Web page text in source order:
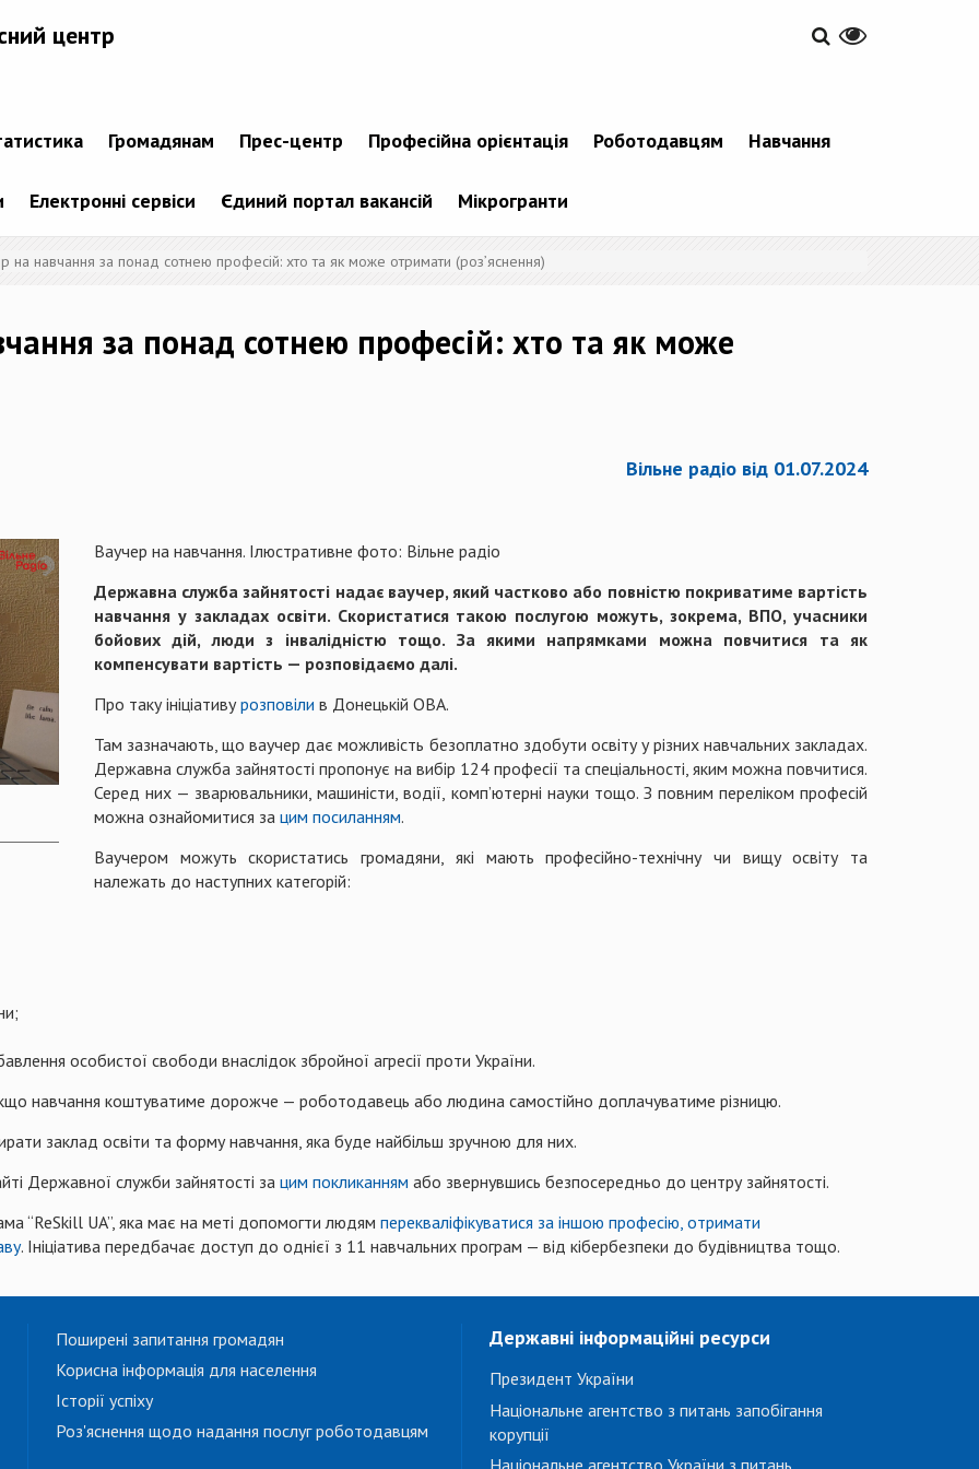
центр
Громадянам Прес-центр Професійна орієнтація Роботодавцям Навчання
Електронні сервіси Єдиний портал вакансій Мікрогранти
на навчання за понад сотнею професій: хто та як може отримати (роз’яснення)
за понад сотнею професій: хто та як може
Вільне радіо від 01.07.2024
Ваучер на навчання. Ілюстративне фото: Вільне радіо
Державна служба зайнятості надає ваучер, який частково або повністю покриватиме вартість
навчання у закладах освіти. Скористатися такою послугою можуть, зокрема, ВПО, учасники
бойових дій, люди з інвалідністю тощо. За якими напрямками можна повчитися та як
компенсувати вартість — розповідаємо далі.
Про таку ініціативурозповіли в Донецькій ОВА.
Там зазначають, що ваучер дає можливість безоплатно здобути освіту у різних навчальних закладах.
Державна служба зайнятості пропонує на вибір 124 професії та спеціальності, яким можна повчитися.
Серед них — зварювальники, машиністи, водії, комп’ютерні науки тощо. З повним переліком професій
можна ознайомитися за цим посиланням.
Ваучером можуть скористатись громадяни, які мають професійно-технічну чи вищу освіту та
належать до наступних категорій:
особистої свободи внаслідок збройної агресії проти України.
навчання коштуватиме дорожче — роботодавець або людина самостійно доплачуватиме різницю.
заклад освіти та форму навчання, яка буде найбільш зручною для них.
Державної служби зайнятості за цим покликанням або звернувшись безпосередньо до центру зайнятості.
“ReSkill UA”, яка має на меті допомогти людям перекваліфікуватися за іншою професію, отримати
. Ініціатива передбачає доступ до однієї з 11 навчальних програм — від кібербезпеки до будівництва тощо.
Поширені запитання громадян
Корисна інформація для населення
Історії успіху
Роз'яснення щодо надання послуг роботодавцям
Державні інформаційні ресурси
Президент України
Національне агентство з питань запобігання
корупції
Національне агентство України з питань